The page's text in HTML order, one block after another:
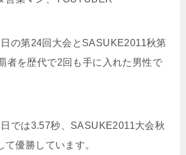
の第24回大会とSASUKE2011秋第
者を歴代で2回も手に入れた男性で
では3.57秒、SASUKE2011大会秋
優勝しています。